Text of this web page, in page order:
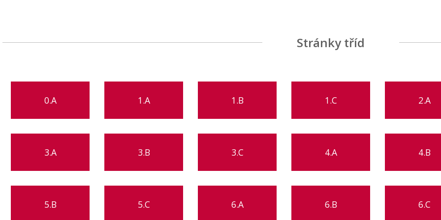
Stránky tříd
0.A 1.A 1.B 1.C 2.A
3.A 3.B 3.C 4.A 4.B
5.B 5.C 6.A 6.B 6.C